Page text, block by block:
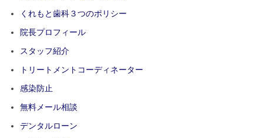
くれもと歯科３つのポリシー
院長プロフィール
スタッフ紹介
トリートメントコーディネーター
感染防止
無料メール相談
デンタルローン